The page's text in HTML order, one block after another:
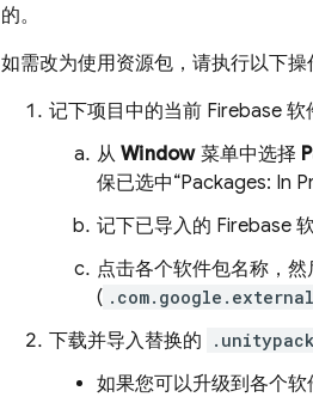
的。
如需改为使用资源包，请执行以下操
记下项目中的当前 Firebase 软
从 Window菜单中选择
保已选中“Packages: In
记下已导入的 Firebase
点击各个软件包名称，然
(
下载并导入替换的
如果您可以升级到各个